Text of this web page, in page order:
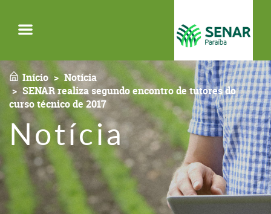
Início
Notícia
SENAR realiza segundo encontro de tutores do
curso técnico de 2017
Notícia